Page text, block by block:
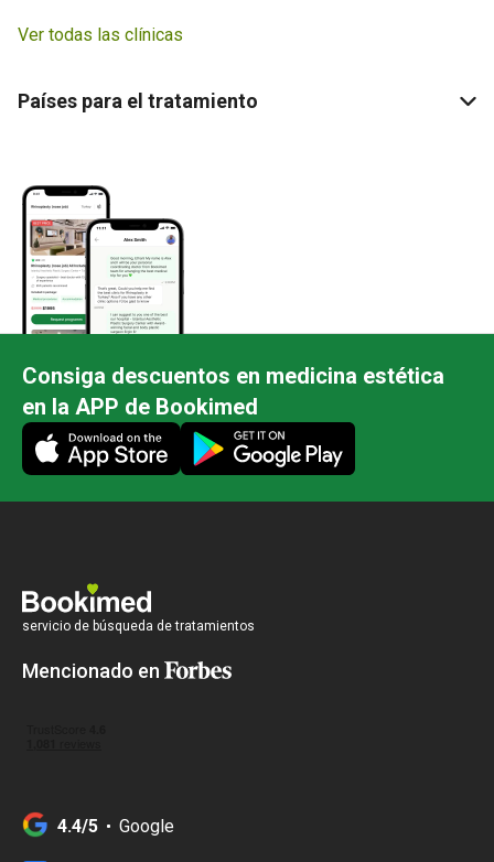
Ver todas las clínicas
Países para el tratamiento
Consiga descuentos en medicina estética
en la APP de Bookimed
servicio de búsqueda de tratamientos
Mencionado en
4.4/5 Google